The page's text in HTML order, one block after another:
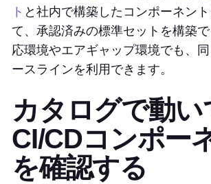
ト と社内で構築したコンポーネン
て、承認済みの標準セットを構築
応環境やエアギャップ環境でも、
ースラインを利用できます。
カタログで動い
CI/CDコンポー
を確認する